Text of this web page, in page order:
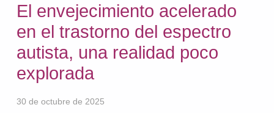
El envejecimiento acelerado
en el trastorno del espectro
autista, una realidad poco
explorada
30 de octubre de 2025